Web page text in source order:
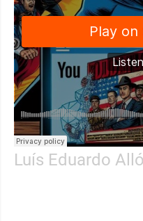
Luís Eduardo Alló